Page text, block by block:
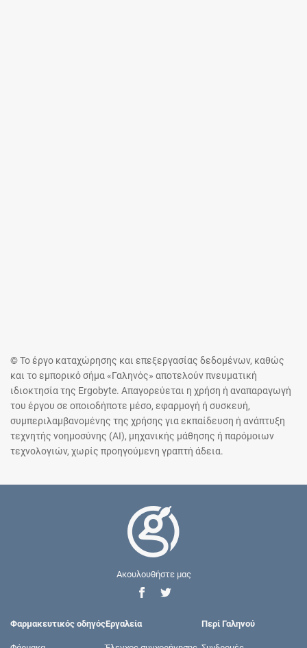
© Το έργο καταχώρησης και επεξεργασίας δεδομένων, καθώς
και το εμπορικό σήμα «Γαληνός» αποτελούν πνευματική
ιδιοκτησία της Ergobyte. Απαγορεύεται η χρήση ή αναπαραγωγή
του έργου σε οποιοδήποτε μέσο, εφαρμογή ή συσκευή,
συμπεριλαμβανομένης της χρήσης για εκπαίδευση ή ανάπτυξη
τεχνητής νοημοσύνης (AI), μηχανικής μάθησης ή παρόμοιων
τεχνολογιών, χωρίς προηγούμενη γραπτή άδεια.
Ακουλουθήστε μας
Φαρμακευτικός οδηγόςΕργαλεία Περί Γαληνού